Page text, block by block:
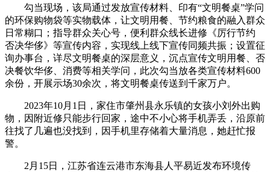
勾当现场，该局通过发放宣传材料、印有“文明餐桌”学问
的环保购物袋等实物载体，让文明用餐、节约粮食的融入群众
日常糊口；指导群众关心号，便利群众线长进修《厉行节约
否决华侈》等宣传内容，实现线上线下宣传同频共振；设置征
询办事台，详尽文明餐桌的深层意义，沉点宣传文明用餐、否
决餐饮华侈、消费等相关学问，此次勾当放各类宣传材料600
余份，开展示场30余次，将文明餐桌传送到千家万户。
2023年10月1日，家住市肇州县永乐镇的女孩小刘外出购
物，因附近修只能步行回家，途中不小心将手机弄丢，沿原前
往找了几遍也没找到，因手机里存储着大量消息，她赶忙报
警。
2月15日，江苏省连云港市东海县人平易近发布环境传